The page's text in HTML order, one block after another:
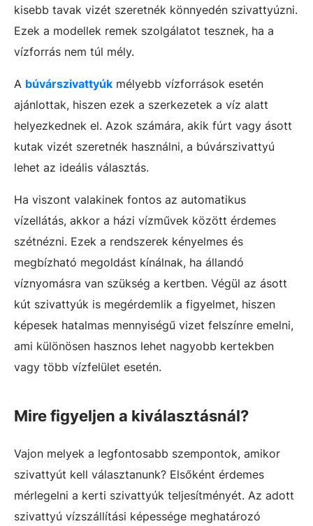
kisebb tavak vizét szeretnék könnyedén szivattyúzni.
Ezek a modellek remek szolgálatot tesznek, ha a
vízforrás nem túl mély.
A búvárszivattyúk mélyebb vízforrások esetén
ajánlottak, hiszen ezek a szerkezetek a víz alatt
helyezkednek el. Azok számára, akik fúrt vagy ásott
kutak vizét szeretnék használni, a búvárszivattyú
lehet az ideális választás.
Ha viszont valakinek fontos az automatikus
vízellátás, akkor a házi vízművek között érdemes
szétnézni. Ezek a rendszerek kényelmes és
megbízható megoldást kínálnak, ha állandó
víznyomásra van szükség a kertben. Végül az ásott
kút szivattyúk is megérdemlik a figyelmet, hiszen
képesek hatalmas mennyiségű vizet felszínre emelni,
ami különösen hasznos lehet nagyobb kertekben
vagy több vízfelület esetén.
Mire figyeljen a kiválasztásnál?
Vajon melyek a legfontosabb szempontok, amikor
szivattyút kell választanunk? Elsőként érdemes
mérlegelni a kerti szivattyúk teljesítményét. Az adott
szivattyú vízszállítási képessége meghatározó